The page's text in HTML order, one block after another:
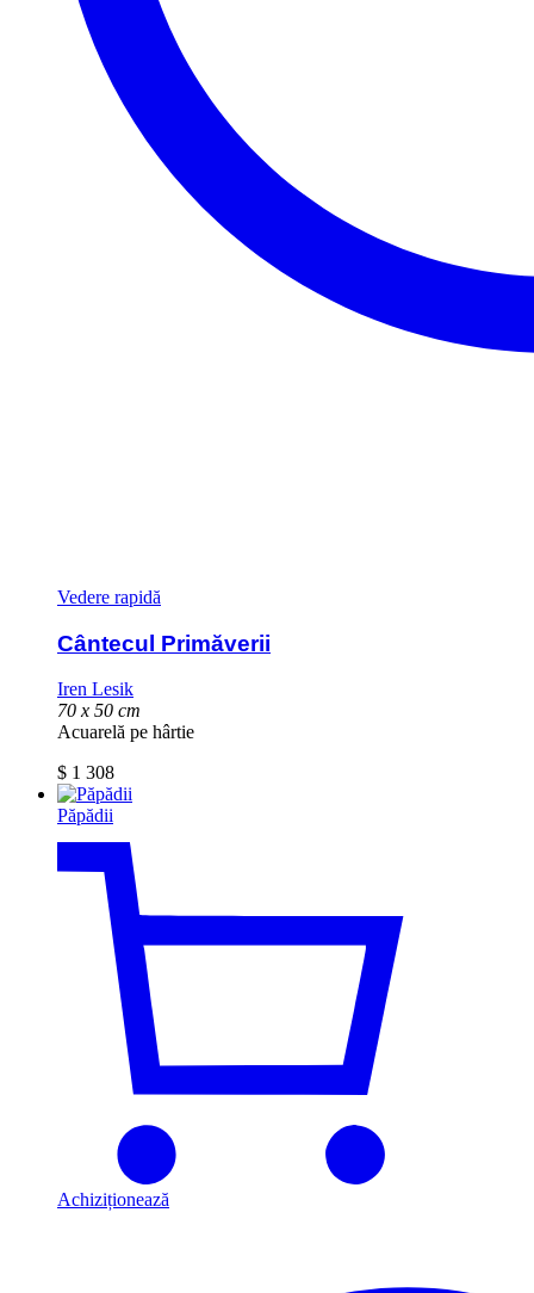
Vedere rapidă
Cântecul Primăverii
Iren Lesik
70 x 50 cm
Acuarelă pe hârtie
$ 1 308
Păpădii
Achiziționează